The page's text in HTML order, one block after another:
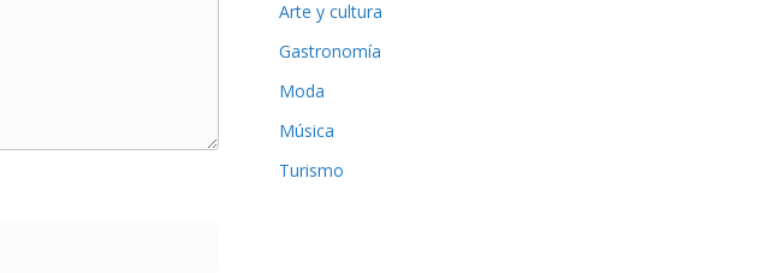
Arte y cultura
Gastronomía
Moda
Música
Turismo